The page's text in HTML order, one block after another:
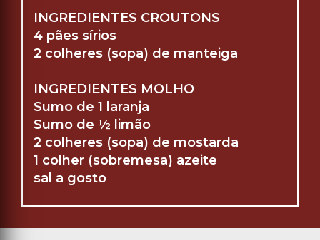
INGREDIENTES CROUTONS
4 pães sírios
2 colheres (sopa) de manteiga
INGREDIENTES MOLHO
Sumo de 1 laranja
Sumo de ½ limão
2 colheres (sopa) de mostarda
1 colher (sobremesa) azeite
sal a gosto